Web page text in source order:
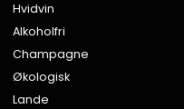
Hvidvin
Alkoholfri
Champagne
Økologisk
Lande